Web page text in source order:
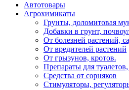
Автотовары
Агрохимикаты
Грунты, доломитовая
Добавки в грунт,
От болезней растений,
От вредителей растений
От грызунов, кротов.
Препараты для
Средства от сорняков
Стимуляторы,